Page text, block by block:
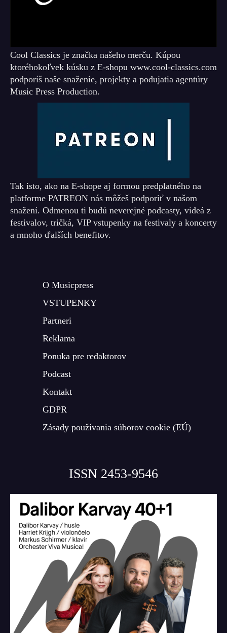
Cool Classics je značka našeho merču. Kúpou
ktoréhokoľvek kúsku z E-shopu www.cool-classics.com
podporíš naše snaženie, projekty a podujatia agentúry
Music Press Production.
Tak isto, ako na E-shope aj formou predplatného na
platforme PATREON nás môžeš podporiť v našom
snažení. Odmenou ti budú neverejné podcasty, videá z
festivalov, tričká, VIP vstupenky na festivaly a koncerty
a mnoho ďalších benefitov.
O Musicpress
VSTUPENKY
Partneri
Reklama
Ponuka pre redaktorov
Podcast
Kontakt
GDPR
Zásady používania súborov cookie (EÚ)
ISSN 2453-9546